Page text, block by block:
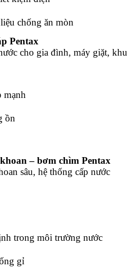
chống ăn mòn
Pentax
cho gia đình, máy giặt, khu
mạnh
ồn
– bơm chìm Pentax
sâu, hệ thống cấp nước
trong môi trường nước
gỉ